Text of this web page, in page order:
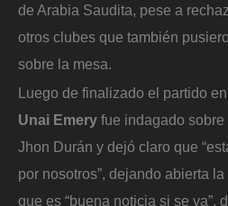
de Arabia Saudita, pese a
otros clubes que también
sobre la mesa.
Luego de finalizado el partido
Unai Emery fue indagado
Jhon Durán y dejó claro que
por nosotros”, dejando abierta
que es “buena noticia si se va”,